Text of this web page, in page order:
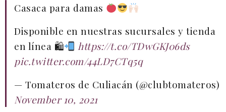
Casaca para damas
Disponible en nuestras sucursales y tienda
en línea 🛍
https://t.co/TDwGKJ06ds
pic.twitter.com/44LD7CTq5q
— Tomateros de Culiacán (@clubtomateros)
November 10, 2021